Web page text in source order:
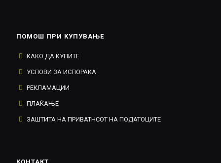
ПОМОШ ПРИ КУПУВАЊЕ
КАКО ДА КУПИТЕ
УСЛОВИ ЗА ИСПОРАКА
РЕКЛАМАЦИИ
ПЛАЌАЊЕ
ЗАШТИТА НА ПРИВАТНСОТ НА ПОДАТОЦИТЕ